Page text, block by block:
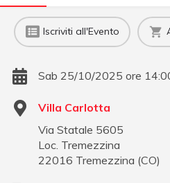
Iscriviti all'Evento
Sab 25/10/2025 ore
Villa Carlotta
Via Statale 5605
Loc. Tremezzina
22016 Tremezzina (CO)